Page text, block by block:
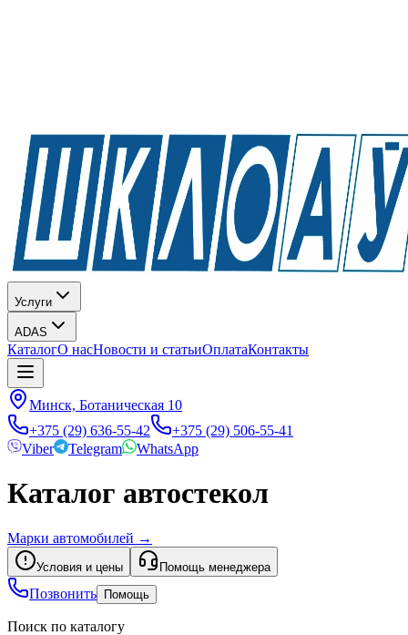
Услуги
ADAS
КаталогО насНовости и статьиОплатаКонтакты
Минск, Ботаническая 10
+375 (29) 636-55-42
+375 (29) 506-55-41
Viber
Telegram WhatsApp
Каталог автостекол
Марки автомобилей →
Условия и цены Помощь менеджера
Позвонить Помощь
Поиск по каталогу